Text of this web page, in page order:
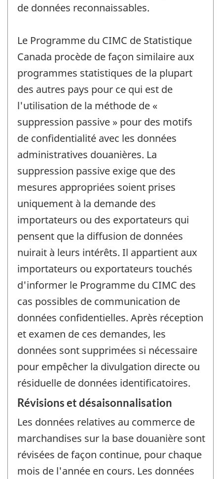
de données reconnaissables.
Le Programme du CIMC de Statistique
Canada procède de façon similaire aux
programmes statistiques de la plupart
des autres pays pour ce qui est de
l'utilisation de la méthode de «
suppression passive » pour des motifs
de confidentialité avec les données
administratives douanières. La
suppression passive exige que des
mesures appropriées soient prises
uniquement à la demande des
importateurs ou des exportateurs qui
pensent que la diffusion de données
nuirait à leurs intérêts. Il appartient aux
importateurs ou exportateurs touchés
d'informer le Programme du CIMC des
cas possibles de communication de
données confidentielles. Après réception
et examen de ces demandes, les
données sont supprimées si nécessaire
pour empêcher la divulgation directe ou
résiduelle de données identificatoires.
Révisions et désaisonnalisation
Les données relatives au commerce de
marchandises sur la base douanière sont
révisées de façon continue, pour chaque
mois de l'année en cours. Les données